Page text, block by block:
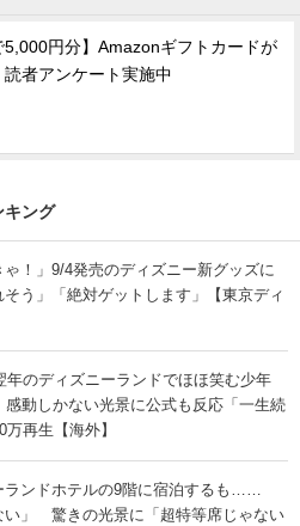
5,000円分】Amazonギフトカードが
読者アンケート実施中
キング
ゃ！」9/4発売のディズニー新グッズに
そう」「絶対ゲットします」【東京ディ
年のディズニーランドでほほ笑む少年
しかない光景に公式も反応「一生続
再生【海外】
ランドホテルの9階に宿泊するも……
い」 驚きの光景に「超特等席じゃない